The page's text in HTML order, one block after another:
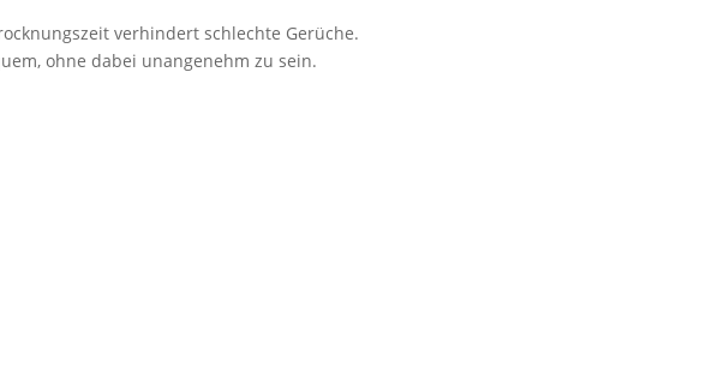
verhindert schlechte Gerüche.
ohne dabei unangenehm zu sein.